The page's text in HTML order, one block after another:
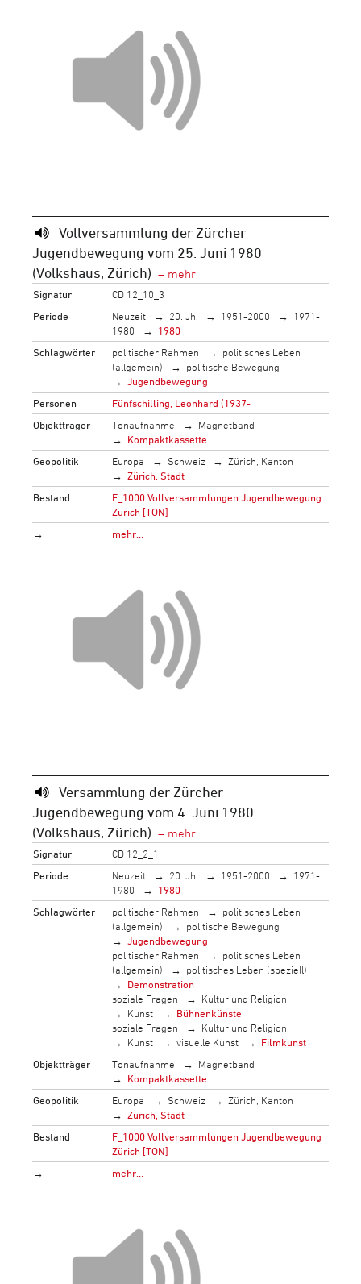
Vollversammlung der Zürcher
Jugendbewegung vom 25. Juni 1980
(Volkshaus, Zürich)
Signatur
CD 12_10_3
Periode
Neuzeit 20. Jh. 1951-2000
1971-
1980
1980
Schlagwörter
politischer Rahmen
politisches Leben
(allgemein)
politische Bewegung
Jugendbewegung
Personen
Fünfschilling, Leonhard (1937-
Objektträger
Tonaufnahme
Magnetband
Kompaktkassette
Geopolitik
Europa Schweiz
Zürich, Kanton
Zürich, Stadt
Bestand
F_1000 Vollversammlungen Jugendbewegung
Zürich [TON]
→
mehr…
Versammlung der Zürcher
Jugendbewegung vom 4. Juni 1980
(Volkshaus, Zürich)
Signatur
CD 12_2_1
Periode
Neuzeit 20. Jh. 1951-2000
1971-
1980
1980
Schlagwörter
politischer Rahmen
politisches Leben
(allgemein)
politische Bewegung
Jugendbewegung
politischer Rahmen
politisches Leben
(allgemein)
politisches Leben (speziell)
Demonstration
soziale Fragen
Kultur und Religion
Kunst
Bühnenkünste
soziale Fragen
Kultur und Religion
Kunst
visuelle Kunst
Filmkunst
Objektträger
Tonaufnahme
Magnetband
Kompaktkassette
Geopolitik
Europa Schweiz
Zürich, Kanton
Zürich, Stadt
Bestand
F_1000 Vollversammlungen Jugendbewegung
Zürich [TON]
→
mehr…